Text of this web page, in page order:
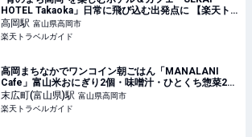
HOTEL Takaoka」日常に飛び込む出発点に 【楽天ト
ラベル】
高岡駅 富山県高岡市
楽天トラベルガイド
高岡まちなかでワンコイン朝ごはん「MANALANI
Cafe」富山米おにぎり2個・味噌汁・ひとくち惣菜2品
が500円 【楽天トラベル】
末広町(富山県)駅 富山県高岡市
楽天トラベルガイド